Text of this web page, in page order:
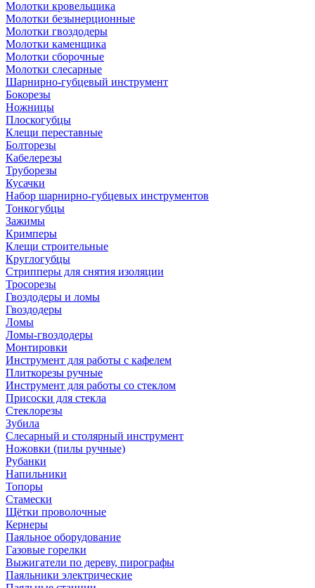
Молотки кровельщика
Молотки безынерционные
Молотки гвоздодеры
Молотки каменщика
Молотки сборочные
Молотки слесарные
Шарнирно-губцевый инструмент
Бокорезы
Ножницы
Плоскогубцы
Клещи переставные
Болторезы
Кабелерезы
Труборезы
Кусачки
Набор шарнирно-губцевых инструментов
Тонкогубцы
Зажимы
Кримперы
Клещи строительные
Круглогубцы
Стрипперы для снятия изоляции
Тросорезы
Гвоздодеры и ломы
Гвоздодеры
Ломы
Ломы-гвоздодеры
Монтировки
Инструмент для работы с кафелем
Плиткорезы ручные
Инструмент для работы со стеклом
Присоски для стекла
Стеклорезы
Зубила
Слесарный и столярный инструмент
Ножовки (пилы ручные)
Рубанки
Напильники
Топоры
Стамески
Щётки проволочные
Кернеры
Паяльное оборудование
Газовые горелки
Выжигатели по дереву, пирографы
Паяльники электрические